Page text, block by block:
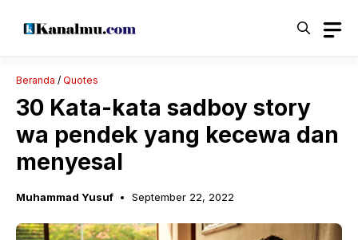
Beranda / Quotes
30 Kata-kata sadboy story
wa pendek yang kecewa dan
menyesal
Muhammad Yusuf September 22, 2022